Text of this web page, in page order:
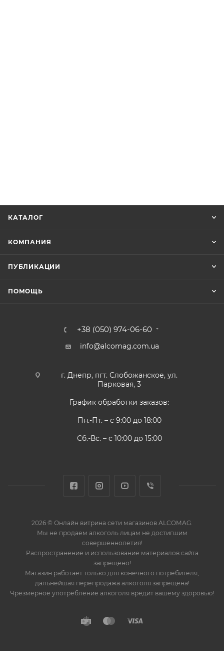
КАТАЛОГ
КОМПАНИЯ
ПУБЛИКАЦИИ
ПОМОЩЬ
+38 (050) 974-06-60
info@alcomag.com.ua
г. Днепр, пгт. Слобожанское, ул.
Парковая, 3
График обработки заказов:
Пн.-Пт. – с 9:00 до 18:00
Сб.-Вс. – с 10:00 до 15:00
2026 © Онлайн витрина сети магазинов ALCOMAG.
Мы не продаем алкоголь лицам не достигшим
совершеннолетия!
Распространение и использование материалов сайта
запрещено!
Магазин работает только для конечного потребителя,
дальнейшая перепродажа алкоголя запрещена!
Чрезмерное употребление алкоголя вредит вашему здоровью!